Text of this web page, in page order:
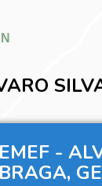
EMEF -
BRAGA,